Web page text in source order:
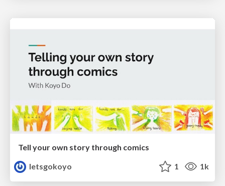
Tell your own story through comics
letsgokoyo
1 1k